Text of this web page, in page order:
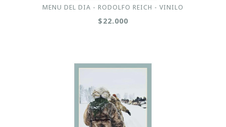
MENU DEL DIA - RODOLFO REICH - VINILO
$22.000